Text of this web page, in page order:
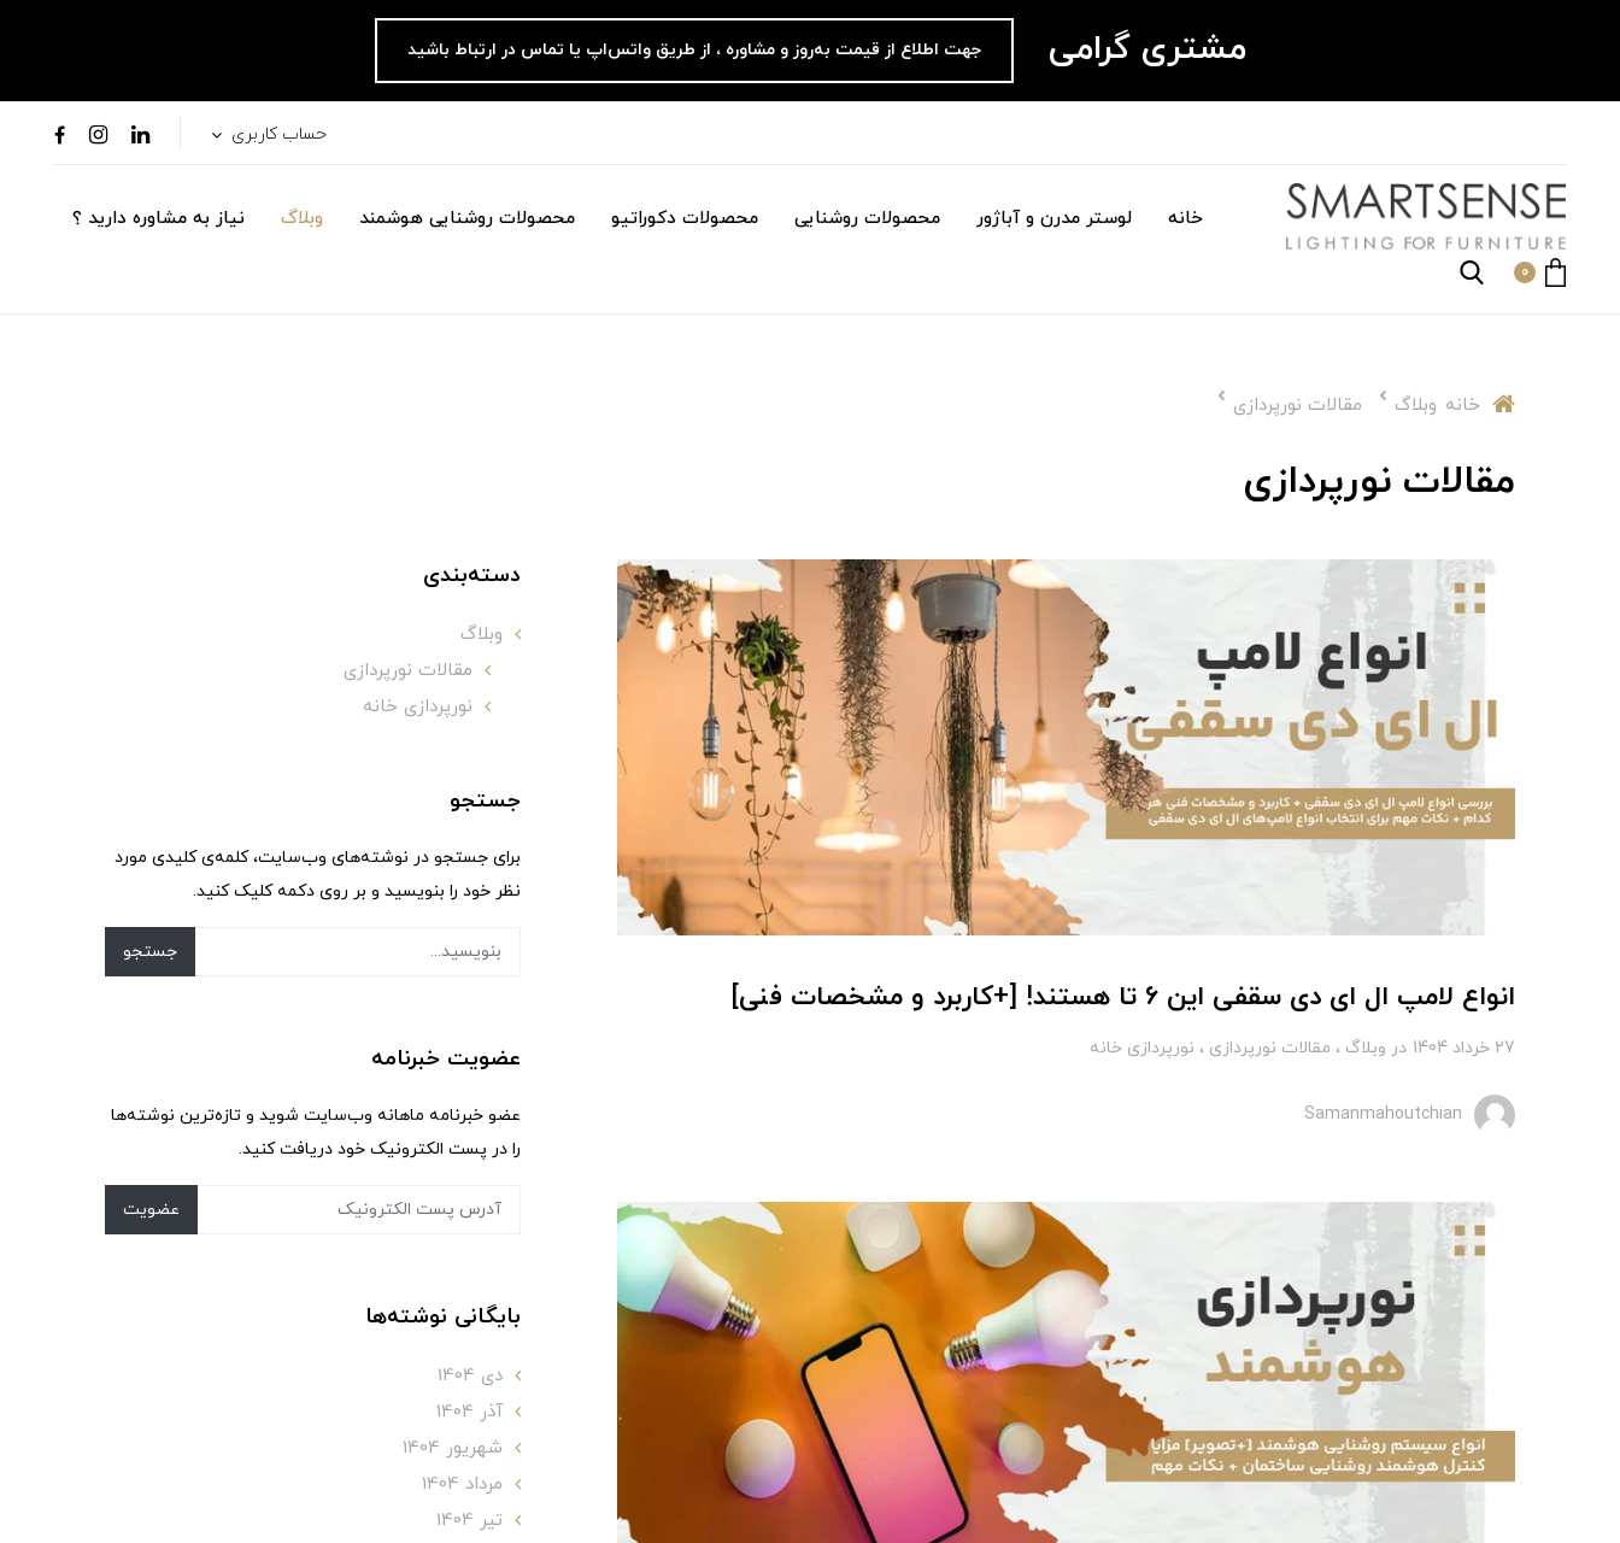
مشتری گرامی جهت اطلاع از قیمت به‌روز و مشاوره ، از طریق واتس‌اپ یا تماس در ارتباط باشید
حساب کاربری
خانه لوستر مدرن و آباژور محصولات روشنایی محصولات دکوراتیو محصولات روشنایی هوشمند وبلاگ نیاز به مشاوره دارید ؟
0
خانه وبلاگ مقالات نورپردازی
مقالات نورپردازی
انواع لامپ ال ای دی سقفی این 6 تا هستند! [+کاربرد و مشخصات فنی]
27 خرداد 1404 در وبلاگ مقالات نورپردازی نورپردازی خانه
Samanmahoutchian
دسته‌بندی
وبلاگ
مقالات نورپردازی
نورپردازی خانه
جستجو
برای جستجو در نوشته‌های وب‌سایت، کلمه‌ی کلیدی مورد
نظر خود را بنویسید و بر روی دکمه کلیک کنید.
جستجو
عضویت خبرنامه
عضو خبرنامه ماهانه وب‌سایت شوید و تازه‌ترین نوشته‌ها
را در پست الکترونیک خود دریافت کنید.
عضویت
بایگانی نوشته‌ها
دی 1404
آذر 1404
شهریور 1404
مرداد 1404
تير 1404